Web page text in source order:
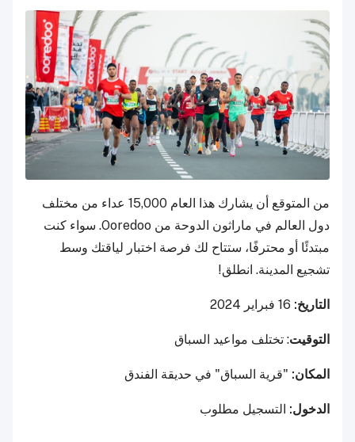
من المتوقع أن يشارك هذا العام 15,000 عداء من مختلف
دول العالم في ماراثون الدوحة من Ooredoo. سواء كنت
مبتدئًا أو محترفًا، ستتاح لك فرصة اختبار لياقتك وسط
تشجيع المدينة. انطلق!
التاريخ:
التوقيت: تختلف مواعيد السباق
المكان: "قرية السباق" في حديقة الفندق
الدخول: التسجيل مطلوب